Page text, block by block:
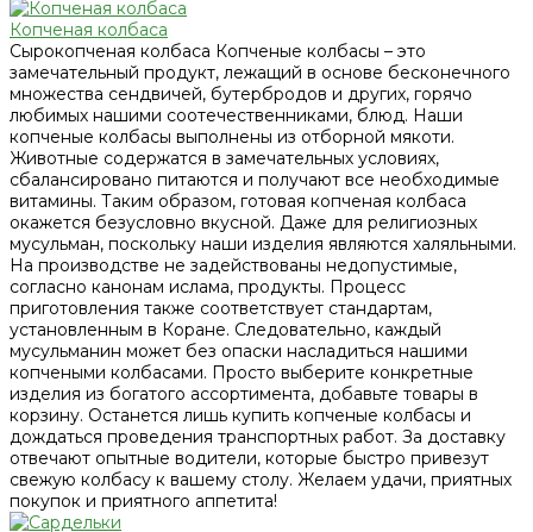
Копченая колбаса
Сырокопченая колбаса Копченые колбасы – это
замечательный продукт, лежащий в основе бесконечного
множества сендвичей, бутербродов и других, горячо
любимых нашими соотечественниками, блюд. Наши
копченые колбасы выполнены из отборной мякоти.
Животные содержатся в замечательных условиях,
сбалансировано питаются и получают все необходимые
витамины. Таким образом, готовая копченая колбаса
окажется безусловно вкусной. Даже для религиозных
мусульман, поскольку наши изделия являются халяльными.
На производстве не задействованы недопустимые,
согласно канонам ислама, продукты. Процесс
приготовления также соответствует стандартам,
установленным в Коране. Следовательно, каждый
мусульманин может без опаски насладиться нашими
копчеными колбасами. Просто выберите конкретные
изделия из богатого ассортимента, добавьте товары в
корзину. Останется лишь купить копченые колбасы и
дождаться проведения транспортных работ. За доставку
отвечают опытные водители, которые быстро привезут
свежую колбасу к вашему столу. Желаем удачи, приятных
покупок и приятного аппетита!